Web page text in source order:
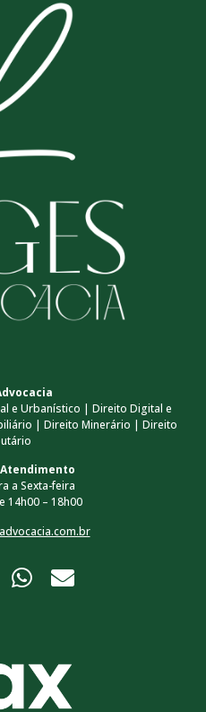
e Urbanístico | Direito Digital e
| Direito Minerário | Direito
a Sexta-feira
14h00 – 18h00